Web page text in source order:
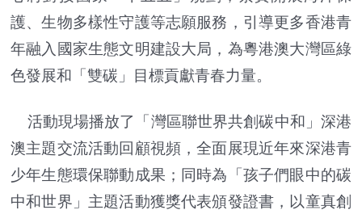
護、生物多樣性守護等志願服務，引導更多香港青
年融入國家生態文明建設大局，為粵港澳大灣區綠
色發展和「雙碳」目標貢獻青春力量。
活動現場播放了「灣區聯世界共創碳中和」深港
澳主題交流活動回顧視頻，全面展現近年來深港青
少年生態環保聯動成果；同時為「孩子們眼中的碳
中和世界」主題活動獲獎代表頒發證書，以童真創